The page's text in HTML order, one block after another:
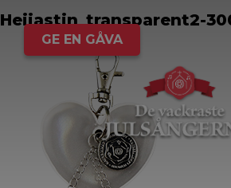
GE EN GÅVA
Heijastin_transparent2-